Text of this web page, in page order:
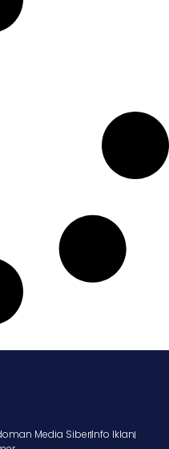
Media SiberInfo Iklan